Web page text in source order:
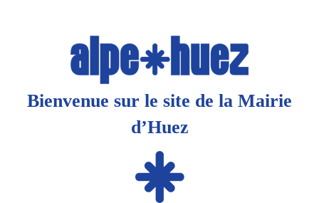
Bienvenue sur le site de la Mairie
d’Huez